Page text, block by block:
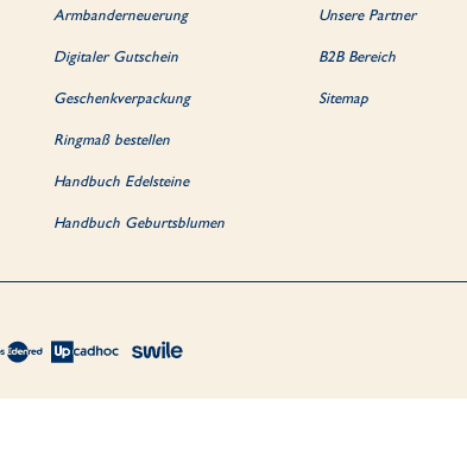
Armbanderneuerung
Digitaler Gutschein
Geschenkverpackung
Ringmaß bestellen
Handbuch Edelsteine
Handbuch Geburtsblumen
Unsere Partner
B2B Bereich
Sitemap